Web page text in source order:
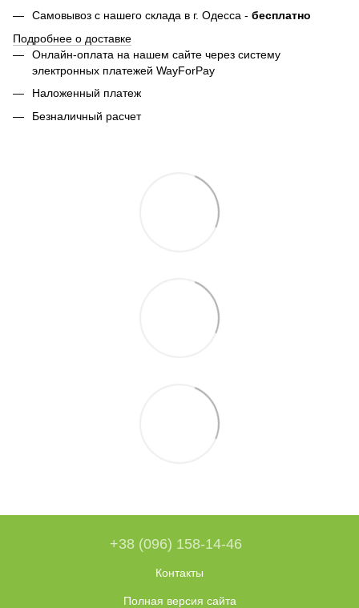
Самовывоз с нашего склада в г. Одесса - бесплатно
Подробнее о доставке
Онлайн-оплата на нашем сайте через систему
электронных платежей WayForPay
Наложенный платеж
Безналичный расчет
+38 (096) 158-14-46
Контакты
Полная версия сайта